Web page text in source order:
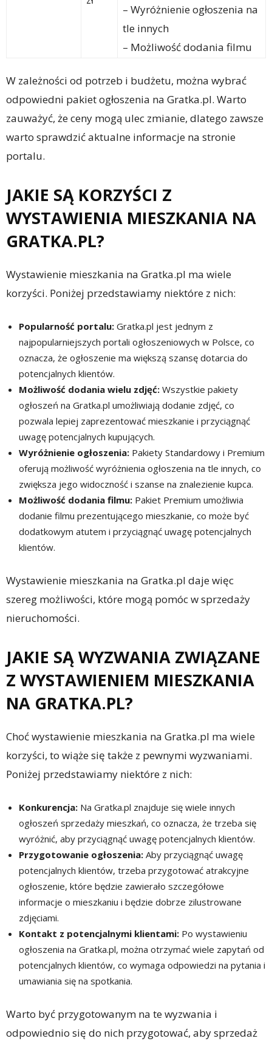
– Wyróżnienie ogłoszenia na
tle innych
– Możliwość dodania filmu
W zależności od potrzeb i budżetu, można wybrać
odpowiedni pakiet ogłoszenia na Gratka.pl. Warto
zauważyć, że ceny mogą ulec zmianie, dlatego zawsze
warto sprawdzić aktualne informacje na stronie
portalu.
JAKIE SĄ KORZYŚCI Z
WYSTAWIENIA MIESZKANIA NA
GRATKA.PL?
Wystawienie mieszkania na Gratka.pl ma wiele
korzyści. Poniżej przedstawiamy niektóre z nich:
Popularność portalu: Gratka.pl jest jednym z
najpopularniejszych portali ogłoszeniowych w Polsce, co
oznacza, że ogłoszenie ma większą szansę dotarcia do
potencjalnych klientów.
Możliwość dodania wielu zdjęć: Wszystkie pakiety
ogłoszeń na Gratka.pl umożliwiają dodanie zdjęć, co
pozwala lepiej zaprezentować mieszkanie i przyciągnąć
uwagę potencjalnych kupujących.
Wyróżnienie ogłoszenia: Pakiety Standardowy i Premium
oferują możliwość wyróżnienia ogłoszenia na tle innych, co
zwiększa jego widoczność i szanse na znalezienie kupca.
Możliwość dodania filmu: Pakiet Premium umożliwia
dodanie filmu prezentującego mieszkanie, co może być
dodatkowym atutem i przyciągnąć uwagę potencjalnych
klientów.
Wystawienie mieszkania na Gratka.pl daje więc
szereg możliwości, które mogą pomóc w sprzedaży
nieruchomości.
JAKIE SĄ WYZWANIA ZWIĄZANE
Z WYSTAWIENIEM MIESZKANIA
NA GRATKA.PL?
Choć wystawienie mieszkania na Gratka.pl ma wiele
korzyści, to wiąże się także z pewnymi wyzwaniami.
Poniżej przedstawiamy niektóre z nich:
Konkurencja: Na Gratka.pl znajduje się wiele innych
ogłoszeń sprzedaży mieszkań, co oznacza, że trzeba się
wyróżnić, aby przyciągnąć uwagę potencjalnych klientów.
Przygotowanie ogłoszenia: Aby przyciągnąć uwagę
potencjalnych klientów, trzeba przygotować atrakcyjne
ogłoszenie, które będzie zawierało szczegółowe
informacje o mieszkaniu i będzie dobrze zilustrowane
zdjęciami.
Kontakt z potencjalnymi klientami: Po wystawieniu
ogłoszenia na Gratka.pl, można otrzymać wiele zapytań od
potencjalnych klientów, co wymaga odpowiedzi na pytania i
umawiania się na spotkania.
Warto być przygotowanym na te wyzwania i
odpowiednio się do nich przygotować, aby sprzedaż